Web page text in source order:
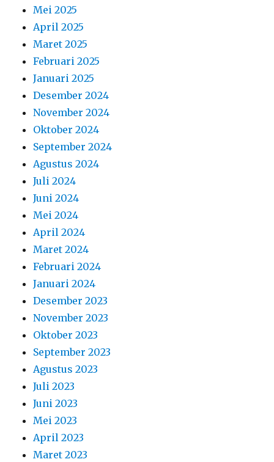
Mei 2025
April 2025
Maret 2025
Februari 2025
Januari 2025
Desember 2024
November 2024
Oktober 2024
September 2024
Agustus 2024
Juli 2024
Juni 2024
Mei 2024
April 2024
Maret 2024
Februari 2024
Januari 2024
Desember 2023
November 2023
Oktober 2023
September 2023
Agustus 2023
Juli 2023
Juni 2023
Mei 2023
April 2023
Maret 2023